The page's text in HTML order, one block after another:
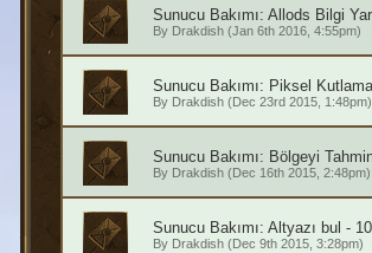
Sunucu Bakımı: Allods Bilgi
By Drakdish(Jan 6th 2016, 4:55pm)
Sunucu Bakımı: Piksel
By Drakdish(Dec 23rd 2015, 1:48pm)
Sunucu Bakımı: Bölgeyi
By Drakdish(Dec 16th 2015, 2:48pm)
Sunucu Bakımı: Altyazı bul -
By Drakdish(Dec 9th 2015, 3:28pm)